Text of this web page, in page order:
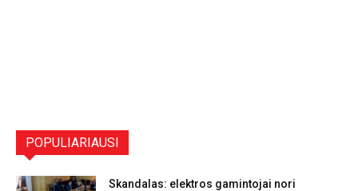
POPULIARIAUSI
Skandalas: elektros gamintojai nori